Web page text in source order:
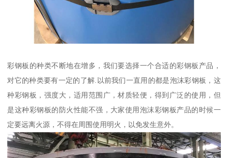
彩钢板的种类不断地在增多，我们要选择一个合适的彩钢板产品，
对它的种类要有一定的了解.以前我们一直用的都是泡沫彩钢板，这
种彩钢板，强度大，适用范围广，材质轻便，得到广泛的使用，但
是这种彩钢板的防火性能不强，大家使用泡沫彩钢板产品的时候一
定要远离火源，不得在周围使用明火，以免发生意外。